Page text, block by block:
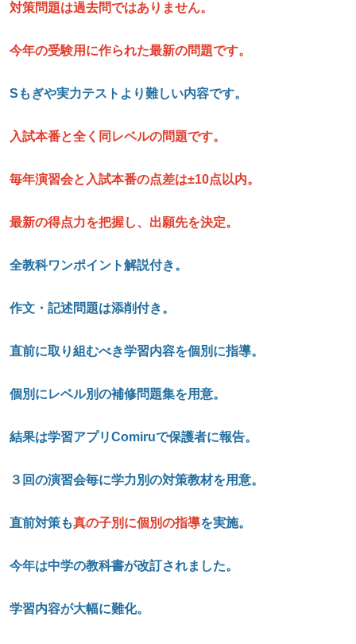
対策問題は過去問ではありません。
今年の受験用に作られた最新の問題です。
S もぎや実力テストより難しい内容です。
入試本番と全く同レベルの問題です。
毎年演習会と入試本番の点差は±10点以内。
最新の得点力を把握し、 出願先を決定。
全教科ワンポイント解説付き。
作文・記述問題は添削付き。
直前に取り組むべき学習内容を個別に指導。
個別にレベル別の補修問題集を用意。
結果は学習アプリComiruで保護者に報告。
３回の演習会毎に学力別の対策教材を用意。
直前対策も真の子別に個別の指導を実施。
今年は中学の教科書が改訂されました。
学習内容が大幅に難化。